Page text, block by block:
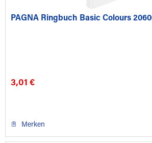
PAGNA Ringbuch Basic Colours
3,01 €
Merken